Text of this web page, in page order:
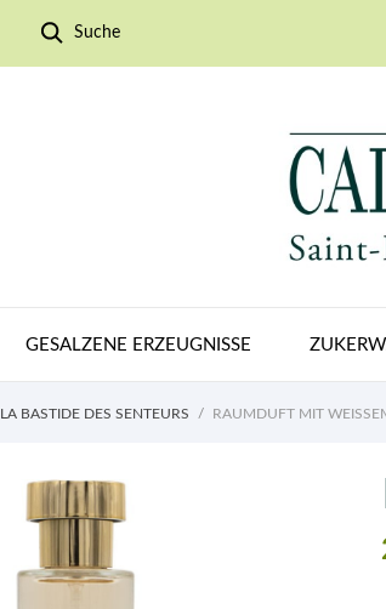
Suche
GESALZENE ERZEUGNISSE
LA BASTIDE DES SENTEURS RAUMDUFT MIT